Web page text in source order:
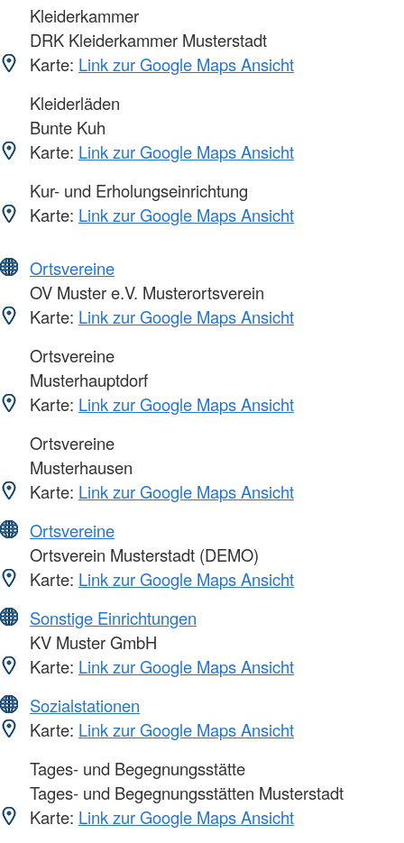
Kleiderkammer
DRK Kleiderkammer Musterstadt
Karte: Link zur Google Maps Ansicht
Kleiderläden
Bunte Kuh
Karte: Link zur Google Maps Ansicht
Kur- und Erholungseinrichtung
Karte: Link zur Google Maps Ansicht
Ortsvereine
OV Muster e.V. Musterortsverein
Karte: Link zur Google Maps Ansicht
Ortsvereine
Musterhauptdorf
Karte: Link zur Google Maps Ansicht
Ortsvereine
Musterhausen
Karte: Link zur Google Maps Ansicht
Ortsvereine
Ortsverein Musterstadt (DEMO)
Karte: Link zur Google Maps Ansicht
Sonstige Einrichtungen
KV Muster GmbH
Karte: Link zur Google Maps Ansicht
Sozialstationen
Karte: Link zur Google Maps Ansicht
Tages- und Begegnungsstätte
Tages- und Begegnungsstätten Musterstadt
Karte: Link zur Google Maps Ansicht